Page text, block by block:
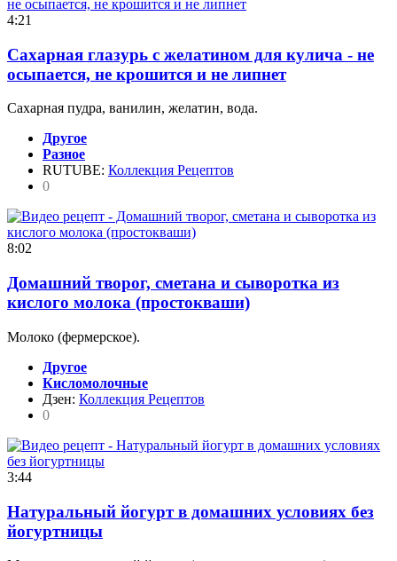
4:21
Сахарная глазурь с желатином для кулича - не
осыпается, не крошится и не липнет
Сахарная пудра, ванилин, желатин, вода.
Другое
Разное
RUTUBE: Коллекция Рецептов
0
8:02
Домашний творог, сметана и сыворотка из
кислого молока (простокваши)
Молоко (фермерское).
Другое
Кисломолочные
Дзен: Коллекция Рецептов
0
3:44
Натуральный йогурт в домашних условиях без
йогуртницы